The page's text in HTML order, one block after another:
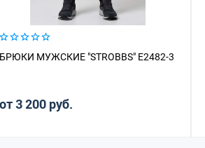
БРЮКИ МУЖСКИЕ "STROBBS" E2482-3
от 3 200 руб.